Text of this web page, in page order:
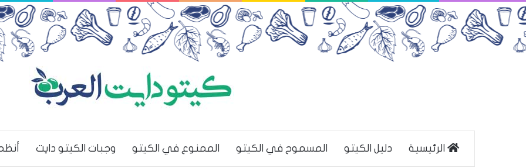
الرئيسية دليل الكيتو المسموح في الكيتو الممنوع في الكيتو وجبات الكيتو دايت